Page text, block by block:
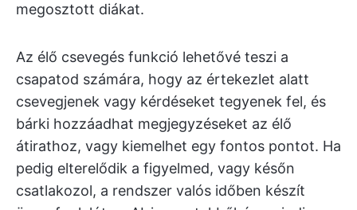
megosztott diákat.
Az élő csevegés funkció lehetővé teszi a
csapatod számára, hogy az értekezlet alatt
csevegjenek vagy kérdéseket tegyenek fel, és
bárki hozzáadhat megjegyzéseket az élő
átirathoz, vagy kiemelhet egy fontos pontot. Ha
pedig elterelődik a figyelmed, vagy későn
csatlakozol, a rendszer valós időben készít